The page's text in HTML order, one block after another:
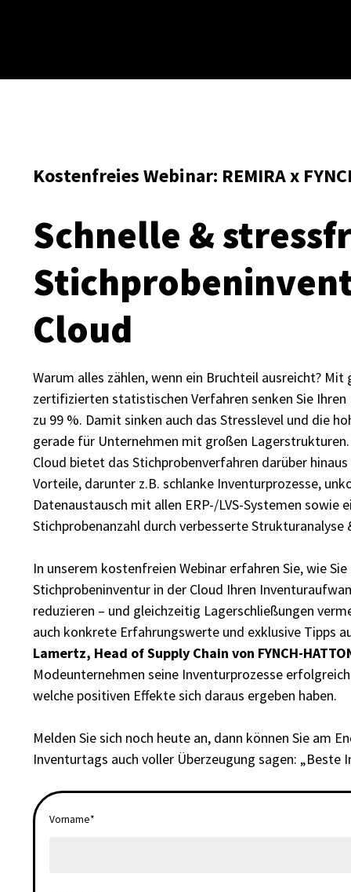
Kostenfreies Webinar: REMIRA x
Schnelle &
Cloud
Warum alles zählen, wenn ein Bruchteil ausreicht?
zertifizierten statistischen Verfahren senken Sie
zu 99 %. Damit sinken auch das Stresslevel und die
gerade für Unternehmen mit großen
Cloud bietet das Stichprobenverfahren darüber
Vorteile, darunter z.B. schlanke Inventurprozesse,
Datenaustausch mit allen ERP-/LVS-Systemen sowie
Stichprobenanzahl durch verbesserte
In unserem kostenfreien Webinar erfahren Sie, wie
Stichprobeninventur in der Cloud Ihren
reduzieren – und gleichzeitig Lagerschließungen
auch konkrete Erfahrungswerte und exklusive Tipps
Lamertz, Head of Supply Chain von FYNCH-
Modeunternehmen seine Inventurprozesse
welche positiven Effekte sich daraus ergeben haben.
Melden Sie sich noch heute an, dann können Sie am
Inventurtags auch voller Überzeugung sagen: „Beste
Vorname*